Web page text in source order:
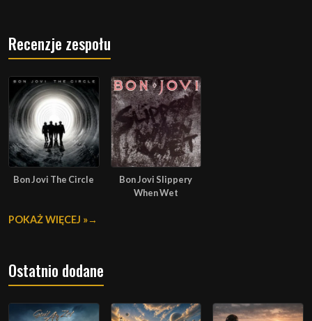
Recenzje zespołu
Bon Jovi The Circle
Bon Jovi Slippery
When Wet
POKAŻ WIĘCEJ »
Ostatnio dodane